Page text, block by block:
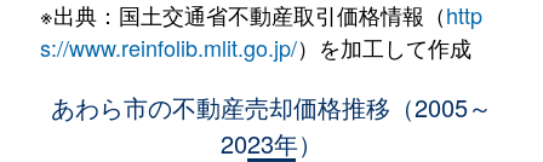
矢地
170万円 芦原温泉 徒歩45
西温泉 120万円 あわら湯のまち
徒歩
150万円 あわら湯のまち
※出典：国土交通省不動産取引価格情報（http
s://www.reinfolib.mlit.go.jp/）を加工して作成
あわら市の不動産売却価格推移（2005～
2023年）